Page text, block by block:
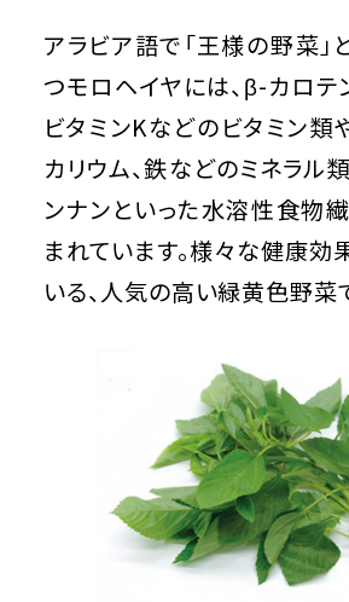
アラビア語で「王様の野菜」
つモロヘイヤには、β-カロテ
ビタミンKなどのビタミン類
カリウム、鉄などのミネラル
ンナンといった水溶性食物
まれています。様々な健康効
いる、人気の高い緑黄色野菜